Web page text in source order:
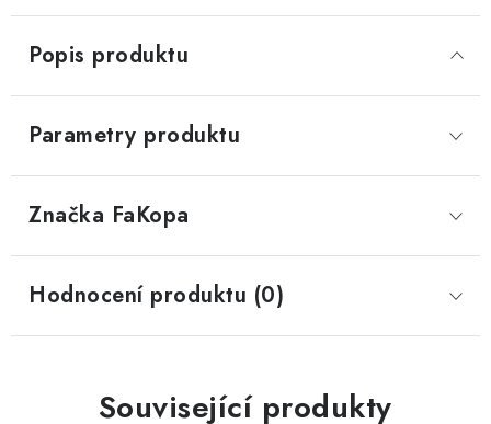
Popis produktu
Parametry produktu
Značka FaKopa
Hodnocení produktu (0)
Související produkty